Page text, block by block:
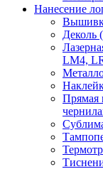
Нанесение
Деколь
LM4,
Прямая